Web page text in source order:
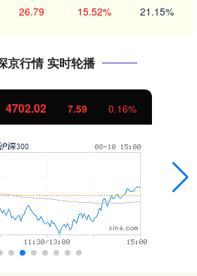
26.79 15.52% 21.15%
京行情 实时轮播
4702.02 7.59 0.16%